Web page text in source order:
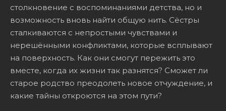
столкновение с воспоминаниями детства, но и
возможность вновь найти общую нить. Сёстры
сталкиваются с непростыми чувствами и
нерешёнными конфликтами, которые всплывают
на поверхность. Как они смогут пережить это
вместе, когда их жизни так разнятся? Сможет ли
старое родство преодолеть новое отчуждение, и
какие тайны откроются на этом пути?